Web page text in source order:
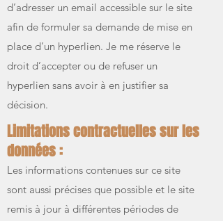
d’adresser un email accessible sur le site
afin de formuler sa demande de mise en
place d’un hyperlien. Je me réserve le
droit d’accepter ou de refuser un
hyperlien sans avoir à en justifier sa
décision.
Limitations contractuelles sur les
données :
Les informations contenues sur ce site
sont aussi précises que possible et le site
remis à jour à différentes périodes de